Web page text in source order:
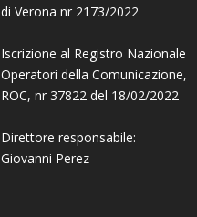
di Verona nr 2173/2022
Iscrizione al Registro Nazionale
Operatori della Comunicazione,
ROC, nr 37822 del 18/02/2022
Direttore responsabile:
Giovanni Perez